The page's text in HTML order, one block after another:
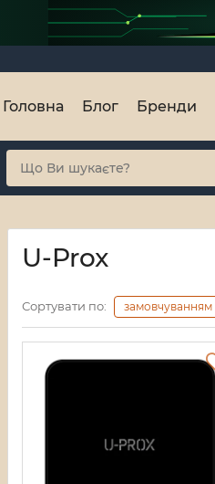
Головна Блог Бренди
U-Prox
Сортувати по: замовчуванням